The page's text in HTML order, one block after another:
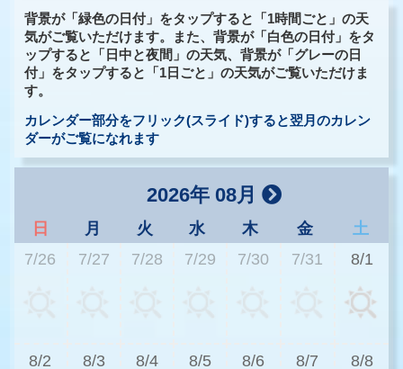
背景が「緑色の日付」をタップすると「1時間ごと」の天
気がご覧いただけます。また、背景が「白色の日付」をタ
ップすると「日中と夜間」の天気、背景が「グレーの日
付」をタップすると「1日ごと」の天気がご覧いただけま
す。
カレンダー部分をフリック(スライド)すると翌月のカレン
ダーがご覧になれます
2026年 08月
日 月 火 水 木 金
土
7/26
7/27 7/28 7/29 7/30 7/31 8/1
8/2 8/3 8/4 8/5 8/6 8/7 8/8